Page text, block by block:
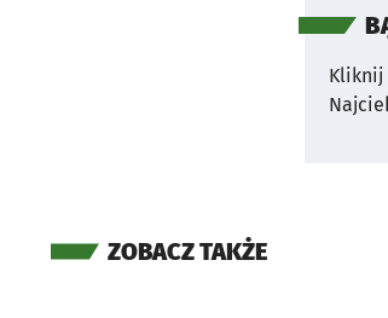
Kliknij
ZOBACZ TAKŻE